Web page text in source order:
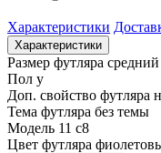
Характеристики
Характеристики
Размер футляра
Пол у
Доп. свойство футляра
Тема футляра без темы
Модель 11 с8
Цвет футляра